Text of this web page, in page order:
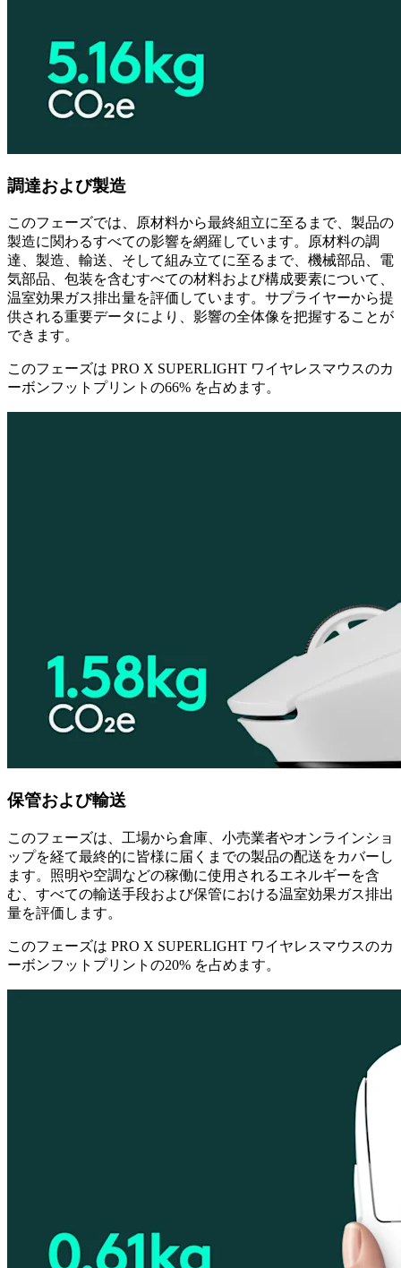
調達および製造
このフェーズでは、原材料から最終組立に至るまで、製品の
製造に関わるすべての影響を網羅しています。原材料の調
達、製造、輸送、そして組み立てに至るまで、機械部品、電
気部品、包装を含むすべての材料および構成要素について、
温室効果ガス排出量を評価しています。サプライヤーから提
供される重要データにより、影響の全体像を把握することが
できます。
このフェーズは PRO X SUPERLIGHT ワイヤレスマウスのカ
ーボンフットプリントの66% を占めます。
保管および輸送
このフェーズは、工場から倉庫、小売業者やオンラインショ
ップを経て最終的に皆様に届くまでの製品の配送をカバーし
ます。照明や空調などの稼働に使用されるエネルギーを含
む、すべての輸送手段および保管における温室効果ガス排出
量を評価します。
このフェーズは PRO X SUPERLIGHT ワイヤレスマウスのカ
ーボンフットプリントの20% を占めます。